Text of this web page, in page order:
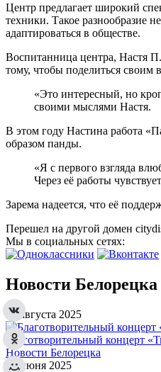
Центр предлагает широкий
техники. Такое разнообразие
адаптироваться в обществе.
Воспитанница центра, Настя
тому, чтобы поделиться своим
«Это интересный, но
своими мыслями Настя.
В этом году Настина работа
образом панды.
«Я с первого взгляда
Через её работы
Зарема надеется, что её
Перешел на другой домен
Мы в социальных сетях:
Новости Белорецка
17 августа 2025
Благотворительный концерт
Новости Белорецка
21 июня 2025